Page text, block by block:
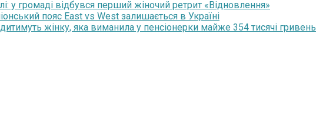
у громаді відбувся перший жіночий ретрит «Відновлення»
пояс East vs West залишається в Україні
жінку, яка виманила у пенсіонерки майже 354 тисячі гривень